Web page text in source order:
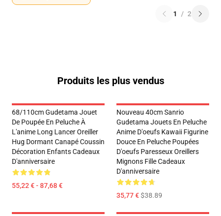
1 / 2
Produits les plus vendus
68/110cm Gudetama Jouet
De Poupée En Peluche À
L'anime Long Lancer Oreiller
Hug Dormant Canapé Coussin
Décoration Enfants Cadeaux
D'anniversaire
55,22 € - 87,68 €
Nouveau 40cm Sanrio
Gudetama Jouets En Peluche
Anime D'oeufs Kawaii Figurine
Douce En Peluche Poupées
D'oeufs Paresseux Oreillers
Mignons Fille Cadeaux
D'anniversaire
35,77 €$38.89